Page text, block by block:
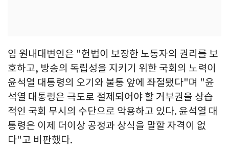
임 원내대변인은 "헌법이 보장한 노동자의 권리를 보
호하고, 방송의 독립성을 지키기 위한 국회의 노력이
윤석열 대통령의 오기와 불통 앞에 좌절됐다"며 "윤
석열 대통령은 극도로 절제되어야 할 거부권을 상습
적인 국회 무시의 수단으로 악용하고 있다. 윤석열 대
통령은 이제 더이상 공정과 상식을 말할 자격이 없
다"고 비판했다.